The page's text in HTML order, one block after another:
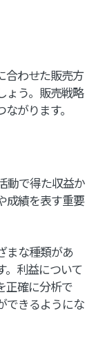
合わせた販売方
ょう。販売戦略
がります。
動で得た収益か
成績を表す重要
まな種類があ
。利益について
正確に分析で
できるようにな